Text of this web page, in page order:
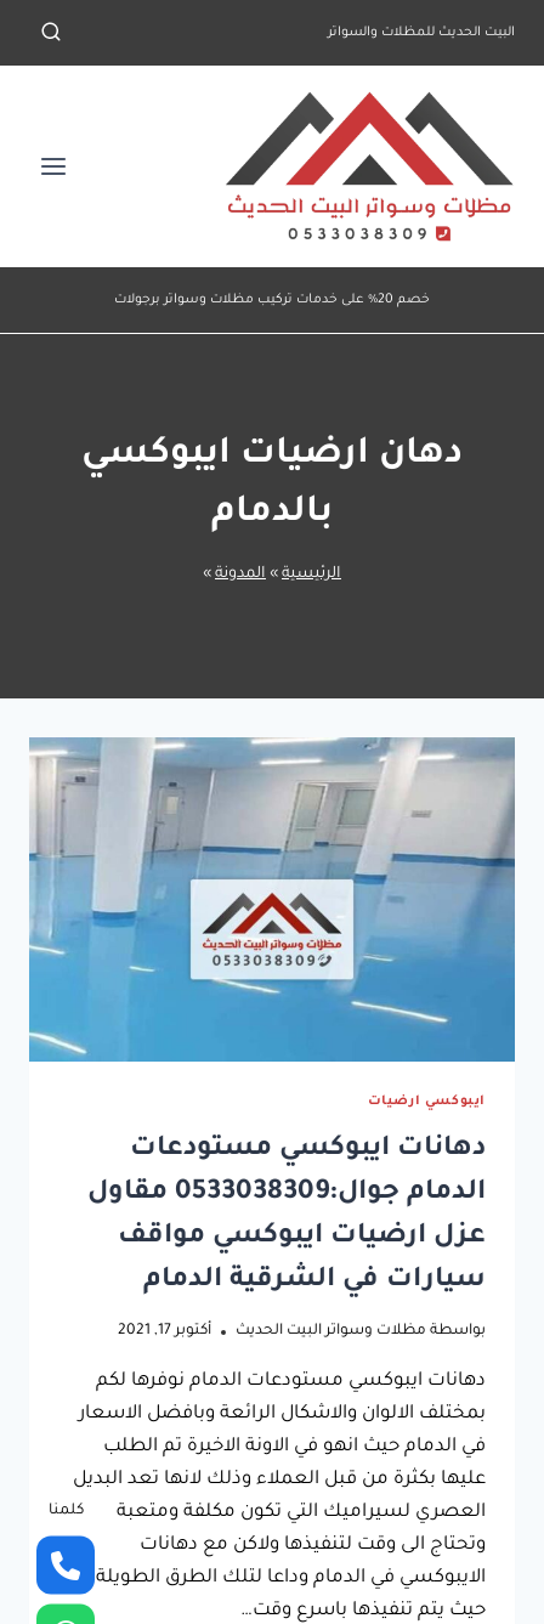
البيت الحديث للمظلات والسواتر
خصم 20% على خدمات تركيب مظلات وسواتر برجولات
دهان ارضيات ايبوكسي
بالدمام
الرئيسية » المدونة »
ايبوكسي ارضيات
دهانات ايبوكسي مستودعات
الدمام جوال:0533038309 مقاول
عزل ارضيات ايبوكسي مواقف
سيارات في الشرقية الدمام
بواسطة مظلات وسواتر البيت الحديث أكتوبر 17, 2021
دهانات ايبوكسي مستودعات الدمام نوفرها لكم
بمختلف الالوان والاشكال الرائعة وبافضل الاسعار
في الدمام حيث انهو في الاونة الاخيرة تم الطلب
عليها بكثرة من قبل العملاء وذلك لانها تعد البديل
العصري لسيراميك التي تكون مكلفة ومتعبة
وتحتاج الى وقت لتنفيذها ولاكن مع دهانات
الايبوكسي في الدمام وداعا لتلك الطرق الطويلة
حيث يتم تنفيذها باسرع وقت…
كلمنا